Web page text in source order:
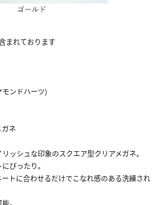
まれております
ンドハーツ)
ネ
ッシュな印象のスクエア型クリアメガネ。
ぴったり。
ートに合わせるだけでこなれ感のある洗練され